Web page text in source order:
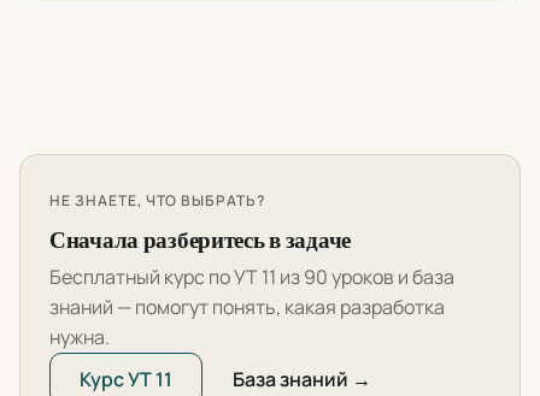
НЕ ЗНАЕТЕ, ЧТО ВЫБРАТЬ?
Сначала разберитесь в задаче
Бесплатный курс по УТ 11 из 90 уроков и база
знаний — помогут понять, какая разработка
нужна.
Курс УТ 11
База знаний →